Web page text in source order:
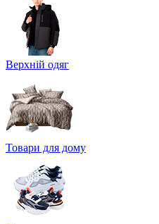
Верхній одяг
Товари для дому